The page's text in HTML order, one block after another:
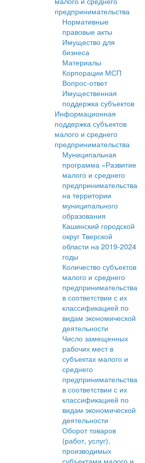
предпринимательства
Нормативные
правовые акты
Имущество для
бизнеса
Материалы
Корпорации МСП
Вопрос-ответ
Имущественная
поддержка субъектов
Информационная
поддержка субъектов
малого и среднего
предпринимательства
Муниципальная
программа «Развитие
малого и среднего
предпринимательства
на территории
муниципального
образования
Кашинский городской
округ Тверской
области на 2019-2024
годы
Количество субъектов
малого и среднего
предпринимательства
в соответствии с их
классификацией по
видам экономической
деятельности
Число замещенных
рабочих мест в
субъектах малого и
среднего
предпринимательства
в соответствии с их
классификацией по
видам экономической
деятельности
Оборот товаров
(работ, услуг),
производимых